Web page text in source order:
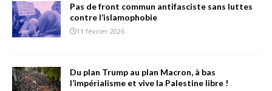
Pas de front commun antifasciste sans luttes
contre l’islamophobie
11 février 2026
Du plan Trump au plan Macron, à bas
l’impérialisme et vive la Palestine libre !